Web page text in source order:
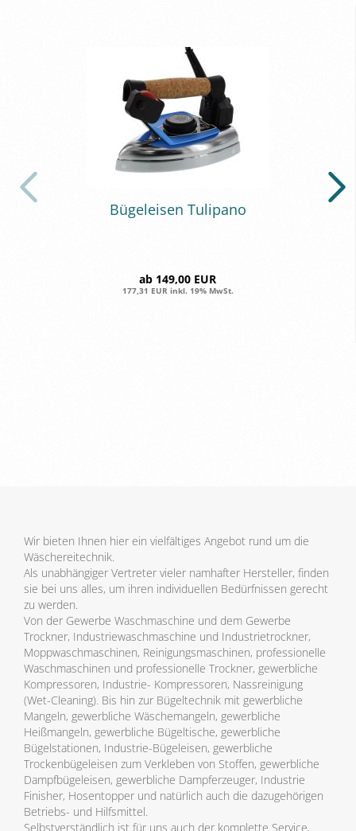
Bü­gel­eisen Tu­li­pa­no
ab 149,00 EUR
177,31 EUR inkl. 19% MwSt.
Wir bieten Ihnen hier ein vielfältiges Angebot rund um die
Wäschereitechnik.
Als unabhängiger Vertreter vieler namhafter Hersteller, finden
sie bei uns alles, um ihren individuellen Bedürfnissen gerecht
zu werden.
Von der Gewerbe Waschmaschine und dem Gewerbe
Trockner, Industriewaschmaschine und Industrietrockner,
Moppwaschmaschinen, Reinigungsmaschinen, professionelle
Waschmaschinen und professionelle Trockner, gewerbliche
Kompressoren, Industrie- Kompressoren, Nassreinigung
(Wet-Cleaning). Bis hin zur Bügeltechnik mit gewerbliche
Mangeln, gewerbliche Wäschemangeln, gewerbliche
Heißmangeln, gewerbliche Bügeltische, gewerbliche
Bügelstationen, Industrie-Bügeleisen, gewerbliche
Trockenbügeleisen zum Verkleben von Stoffen, gewerbliche
Dampfbügeleisen, gewerbliche Dampferzeuger, Industrie
Finisher, Hosentopper und natürlich auch die dazugehörigen
Betriebs- und Hilfsmittel.
Selbstverständlich ist für uns auch der komplette Service,